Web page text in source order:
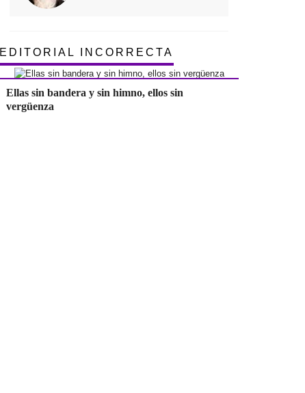
EDITORIAL INCORRECTA
Ellas sin bandera y sin himno, ellos sin
vergüenza